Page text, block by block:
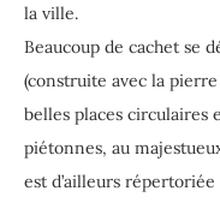
la ville.
Beaucoup de cachet se
(construite avec la
belles places circulaires
piétonnes, au
est d’ailleurs